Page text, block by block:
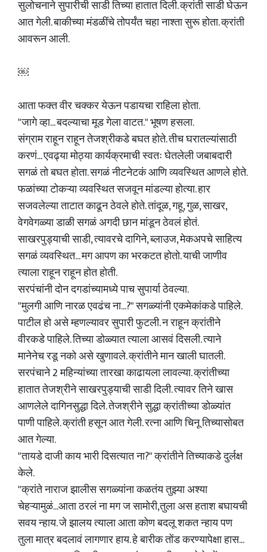
सुलोचनाने सुपारीची साडी तिच्या हातात दिली. क्रांती साडी घेऊन
आत गेली. बाकीच्या मंडळींचे तोपर्यंत चहा नाश्ता सुरू होता. क्रांती
आवरून आली.
￼
आता फक्त वीर चक्कर येऊन पडायचा राहिला होता.
"जागे व्हा... बदल्याचा मूड गेला वाटत." भूषण हसला.
संग्राम राहून राहून तेजश्रीकडे बघत होते. तीच घरातल्यांसाठी
करणं... एवढ्या मोठ्या कार्यक्रमाची स्वतः घेतलेली जबाबदारी
सगळं तो बघत होता. सगळं नीटनेटकं आणि व्यवस्थित आणले होते.
फळांच्या टोकऱ्या व्यवस्थित सजवून मांडल्या होत्या. हार
सजवलेल्या ताटात काढून ठेवले होते. तांदूळ, गहू, गुळ, साखर,
वेगवेगळ्या डाळी सगळं अगदी छान मांडून ठेवलं होतं.
साखरपुड्याची साडी, त्यावरचे दागिने, ब्लाउज, मेकअपचे साहित्य
सगळं व्यवस्थित... मग आपण का भरकटत होतो. याची जाणीव
त्याला राहून राहून होत होती.
सरपंचांनी दोन दगडांच्यामध्ये पाच सुपार्या ठेवल्या.
"मुलगी आणि नारळ एवढंच ना...?" सगळ्यांनी एकमेकांकडे पाहिले.
पाटील हो असे म्हणल्यावर सुपारी फुटली. न राहून क्रांतीने
वीरकडे पाहिले. तिच्या डोळ्यात त्याला आसवं दिसली. त्याने
मानेनेच रडू नको असे खुणावले. क्रांतीने मान खाली घातली.
सरपंचाने 2 महिन्यांच्या तारखा काढायला लावल्या. क्रांतीच्या
हातात तेजश्रीने साखरपुड्याची साडी दिली. त्यावर तिने खास
आणलेले दागिनसुद्धा दिले. तेजश्रीने सुद्धा क्रांतीच्या डोळ्यांत
पाणी पाहिले. क्रांती हसून आत गेली. रत्ना आणि चिनू तिच्यासोबत
आत गेल्या.
"तायडे दाजी काय भारी दिसत्यात ना?" क्रांतीने तिच्याकडे दुर्लक्ष
केले.
"क्रांते नाराज झालीस सगळ्यांना कळतंय तुझ्या अश्या
चेहऱ्यामुळं...आता ठरलं ना मग ज सामोरी,तुला अस हताश बघायची
सवय न्हाय. जे झालय त्याला आता कोण बदलू शकत न्हाय पण
तुला मात्र बदलावं लागणार हाय. हे बारीक तोंड करण्यापेक्षा हास...